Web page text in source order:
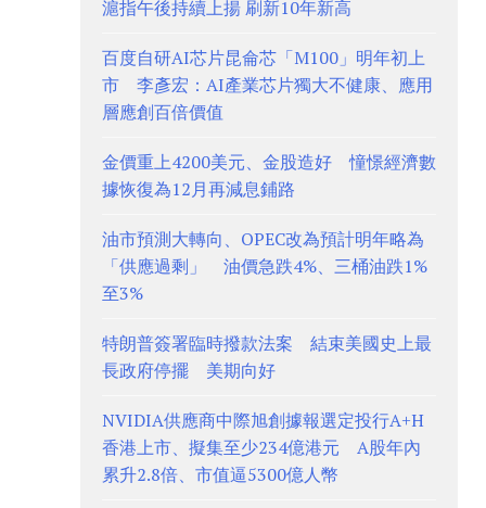
滬指午後持續上揚 刷新10年新高
百度自研AI芯片昆侖芯「M100」明年初上
市 李彥宏：AI產業芯片獨大不健康、應用
層應創百倍價值
金價重上4200美元、金股造好 憧憬經濟數
據恢復為12月再減息鋪路
油市預測大轉向、OPEC改為預計明年略為
「供應過剩」 油價急跌4%、三桶油跌1%
至3%
特朗普簽署臨時撥款法案 結束美國史上最
長政府停擺 美期向好
NVIDIA供應商中際旭創據報選定投行A+H
香港上市、擬集至少234億港元 A股年內
累升2.8倍、市值逼5300億人幣